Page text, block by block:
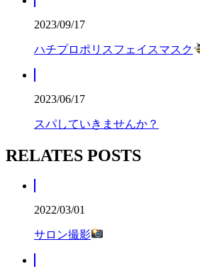
2023/09/17
ハチプロポリスフェイスマスク
2023/06/17
スパしていきませんか？
RELATES POSTS
2022/03/01
サロン撮影